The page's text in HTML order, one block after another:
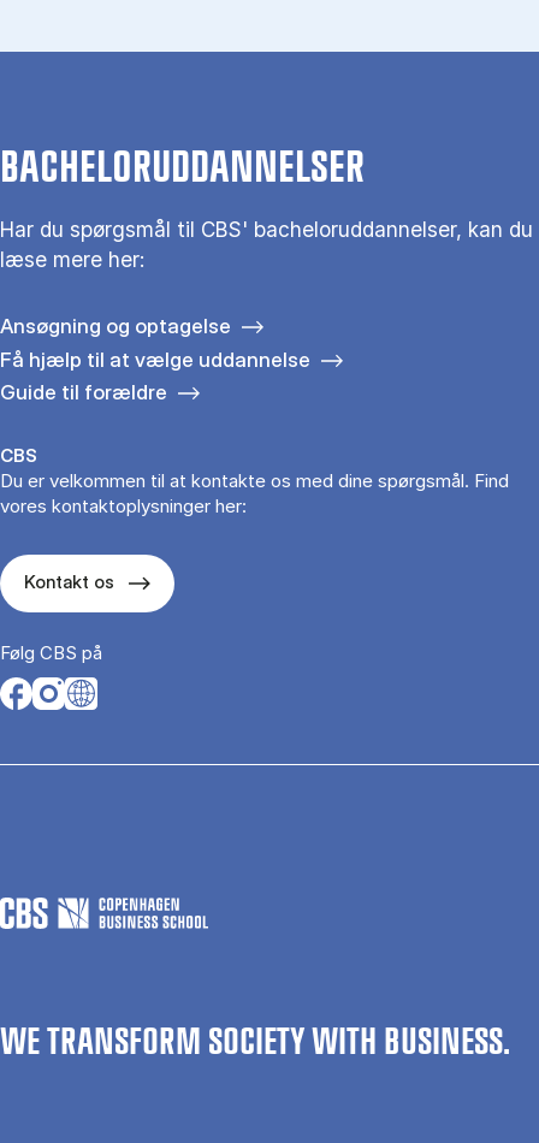
BACHELORUDDANNELSER
Har du spørgsmål til CBS' bacheloruddannelser, kan du
læse mere her:
Ansøgning og optagelse
Få hjælp til at vælge uddannelse
Guide til forældre
CBS
Du er velkommen til at kontakte os med dine spørgsmål. Find
vores kontaktoplysninger her:
Kontakt os
Følg CBS på
Opens in a new tab
Opens in a new tab
Opens in a new tab
WE TRANSFORM SOCIETY WITH BUSINESS.